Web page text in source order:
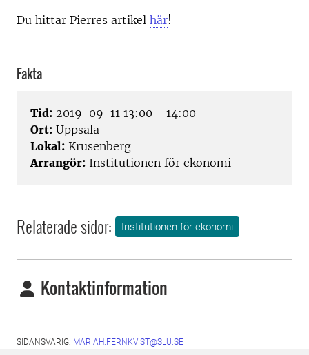
Du hittar Pierres artikel här!
Fakta
Tid: 2019-09-11 13:00 - 14:00
Ort: Uppsala
Lokal: Krusenberg
Arrangör: Institutionen för ekonomi
Relaterade sidor: Institutionen för ekonomi
Kontaktinformation
SIDANSVARIG: MARIAH.FERNKVIST@SLU.SE